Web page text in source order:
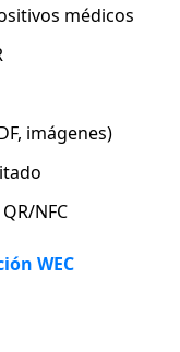
médicos
imágenes)
NFC
WEC